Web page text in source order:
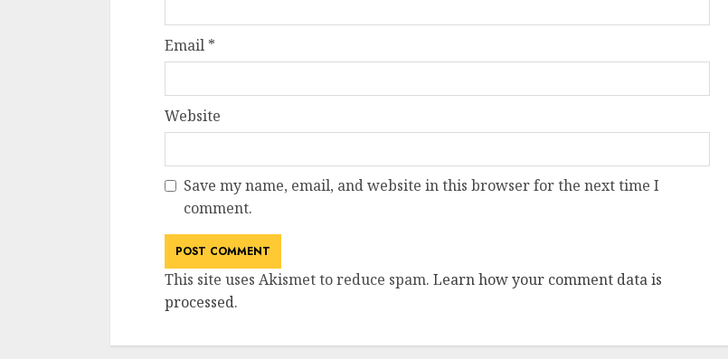
Email *
Website
Save my name, email, and website in this browser for the next time I
comment.
This site uses Akismet to reduce spam. Learn how your comment data is
processed.